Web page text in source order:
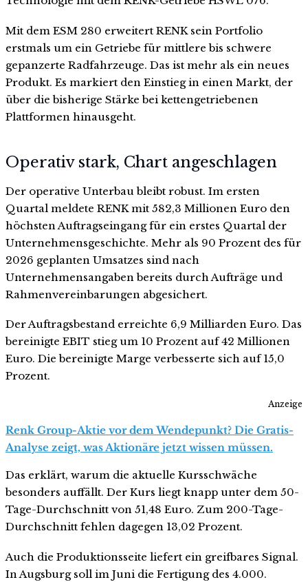
Mit dem ESM 280 erweitert RENK sein Portfolio
erstmals um ein Getriebe für mittlere bis schwere
gepanzerte Radfahrzeuge. Das ist mehr als ein neues
Produkt. Es markiert den Einstieg in einen Markt, der
über die bisherige Stärke bei kettengetriebenen
Plattformen hinausgeht.
Operativ stark, Chart angeschlagen
Der operative Unterbau bleibt robust. Im ersten
Quartal meldete RENK mit 582,3 Millionen Euro den
höchsten Auftragseingang für ein erstes Quartal der
Unternehmensgeschichte. Mehr als 90 Prozent des für
2026 geplanten Umsatzes sind nach
Unternehmensangaben bereits durch Aufträge und
Rahmenvereinbarungen abgesichert.
Der Auftragsbestand erreichte 6,9 Milliarden Euro. Das
bereinigte EBIT stieg um 10 Prozent auf 42 Millionen
Euro. Die bereinigte Marge verbesserte sich auf 15,0
Prozent.
Anzeige
Renk Group-Aktie vor dem Wendepunkt? Die Gratis-
Analyse zeigt, was Aktionäre jetzt wissen müssen.
Das erklärt, warum die aktuelle Kursschwäche
besonders auffällt. Der Kurs liegt knapp unter dem 50-
Tage-Durchschnitt von 51,48 Euro. Zum 200-Tage-
Durchschnitt fehlen dagegen 13,02 Prozent.
Auch die Produktionsseite liefert ein greifbares Signal.
In Augsburg soll im Juni die Fertigung des 4.000.